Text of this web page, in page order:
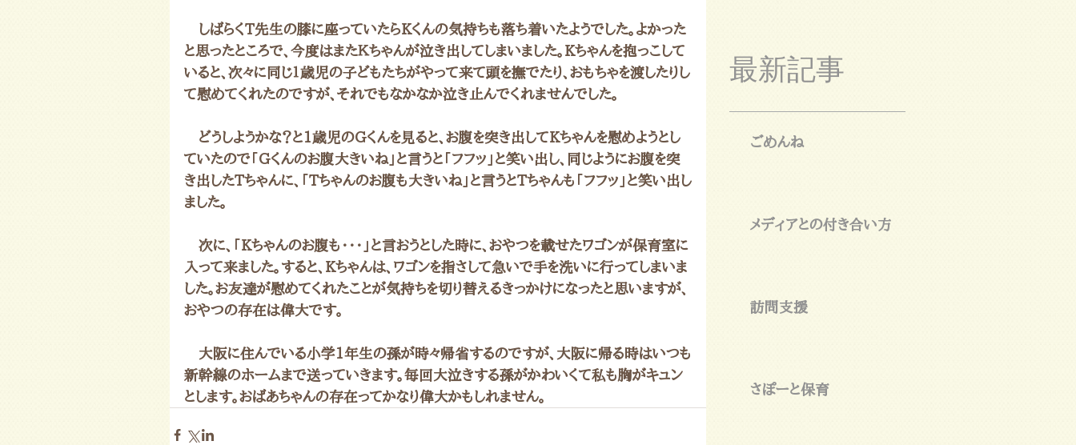
しばらくT先生の膝に座っていたらKくんの気持ちも落ち着いたようでした。よかった
と思ったところで、今度はまたＫちゃんが泣き出してしまいました。Kちゃんを抱っこして
いると、次々に同じ１歳児の子どもたちがやって来て頭を撫でたり、おもちゃを渡したりし
て慰めてくれたのですが、それでもなかなか泣き止んでくれませんでした。
どうしようかな？と1歳児のGくんを見ると、お腹を突き出してKちゃんを慰めようとし
ていたので「Gくんのお腹大きいね」と言うと「フフッ」と笑い出し、同じようにお腹を突
き出したTちゃんに、「Tちゃんのお腹も大きいね」と言うとTちゃんも「フフッ」と笑い出し
ました。
次に、「Kちゃんのお腹も・・・」と言おうとした時に、おやつを載せたワゴンが保育室に
入って来ました。すると、Kちゃんは、ワゴンを指さして急いで手を洗いに行ってしまいま
した。お友達が慰めてくれたことが気持ちを切り替えるきっかけになったと思いますが、
おやつの存在は偉大です。
大阪に住んでいる小学1年生の孫が時々帰省するのですが、大阪に帰る時はいつも
新幹線のホームまで送っていきます。毎回大泣きする孫がかわいくて私も胸がキュン
とします。おばあちゃんの存在ってかなり偉大かもしれません。
最新記事
ごめんね
メディアとの付き合い方
訪問支援
さぽーと保育